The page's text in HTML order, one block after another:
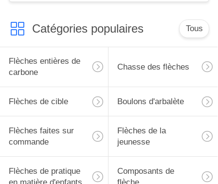
Catégories populaires Tous
Flèches entières de
carbone
Chasse des flèches
Flèches de cible Boulons d'arbalète
Flèches faites sur
commande
Flèches de la
jeunesse
Flèches de pratique
Composants de